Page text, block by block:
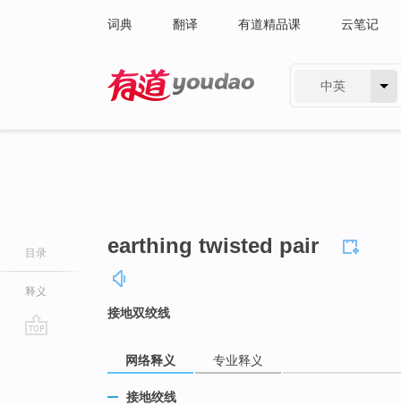
词典 翻译 有道精品课 云笔记
中英
目录
释义
earthing twisted pair
接地双绞线
网络释义 专业释义
接地绞线